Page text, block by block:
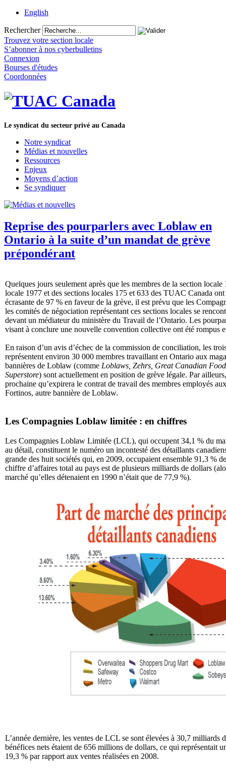
English
Rechercher
Trouvez votre section locale
S’abonner à nos cyberbulletins
Connexion
Bourses d'études
Coordonnées
Le syndicat du secteur privé au Canada
Notre syndicat
Médias et nouvelles
Ressources
Enjeux
Moyens d’action
Se syndiquer
Reprise des pourparlers avec Loblaw en
Ontario à la suite d’un mandat de grève
prépondérant
Quelques jours seulement après que les membres de la section
locale 1977 et des sections locales 175 et 633 des TUAC Canada
écrasante de 97 % en faveur de la grève, il est prévu que les
les comités de négociation représentant ces sections locales se
devant un médiateur du ministère du Travail de l’Ontario. Les
visant à conclure une nouvelle convention collective ont été rompus
En raison d’un avis d’échec de la commission de conciliation, les
représentent environ 30 000 membres travaillant en Ontario aux
bannières de Loblaw (comme Loblaws, Zehrs, Great Canadian
Superstore) sont actuellement en position de grève légale. Par
prochaine qu’expirera le contrat de travail des membres employés
Fortinos, autre bannière de Loblaw.
Les Compagnies Loblaw limitée : en chiffres
Les Compagnies Loblaw Limitée (LCL), qui occupent 34,1 % du
au détail, constituent le numéro un incontesté des détaillants
grande des huit sociétés qui, en 2009, occupaient ensemble 91,3 %
chiffre d’affaires total au pays est de plusieurs milliards de dollars
marché qu’elles détenaient en 1990 n’était que de 77,9 %).
L’année dernière, les ventes de LCL se sont élevées à 30,7 milliards
bénéfices nets étaient de 656 millions de dollars, ce qui représentait
19,3 % par rapport aux ventes réalisées en 2008.